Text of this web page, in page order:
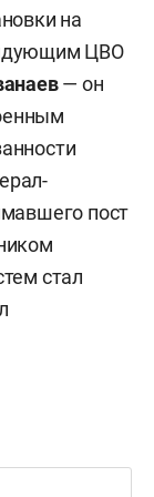
на
ЦВО
— он
пост
стал